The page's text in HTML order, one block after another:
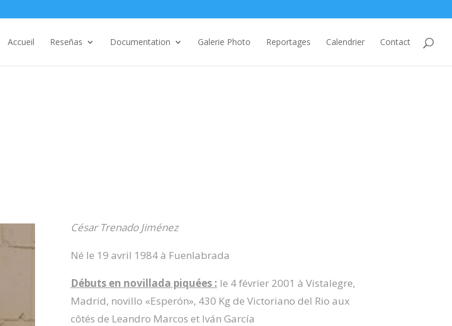
Accueil Reseñas Documentation Galerie Photo Reportages Calendrier Contact
César Trenado Jiménez
Né le 19 avril 1984 à Fuenlabrada
Débuts en novillada piquées : le 4 février 2001 à Vistalegre,
Madrid, novillo «Esperón», 430 Kg de Victoriano del Rio aux
côtés de Leandro Marcos et Iván García